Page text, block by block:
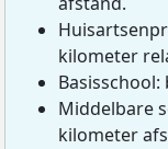
kilometer
Middelbare
kilometer